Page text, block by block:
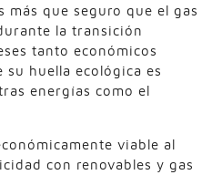
más que seguro que el gas
la transición
tanto económicos
huella ecológica es
energías como el
viable al
con renovables y gas